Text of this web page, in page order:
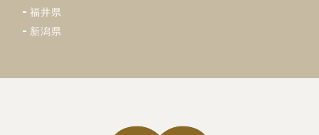
福井県
新潟県